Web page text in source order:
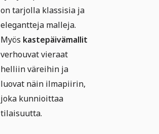
on tarjolla klassisia ja
elegantteja malleja.
Myös kastepäivämallit
verhouvat vieraat
helliin väreihin ja
luovat näin ilmapiirin,
joka kunnioittaa
tilaisuutta.